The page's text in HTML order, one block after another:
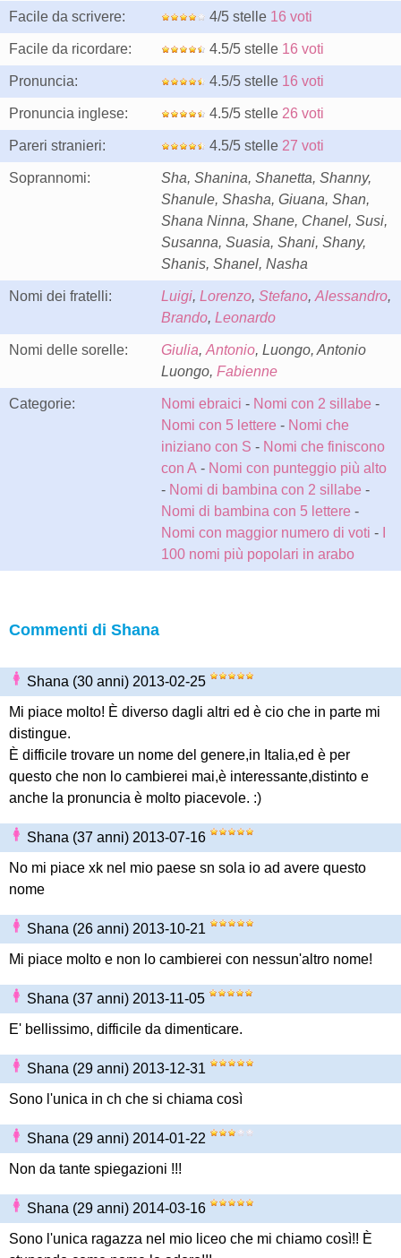
Facile da scrivere: 4/5 stelle 16 voti
Facile da ricordare: 4.5/5 stelle 16 voti
Pronuncia: 4.5/5 stelle 16 voti
Pronuncia inglese: 4.5/5 stelle 26 voti
Pareri stranieri: 4.5/5 stelle 27 voti
Soprannomi:
Sha, Shanina, Shanetta, Shanny,
Shanule, Shasha, Giuana, Shan,
Shana Ninna, Shane, Chanel, Susi,
Susanna, Suasia, Shani, Shany,
Shanis, Shanel, Nasha
Nomi dei fratelli: Luigi, Lorenzo, Stefano, Alessandro,
Brando, Leonardo
Nomi delle sorelle: Giulia, Antonio, Luongo, Antonio
Luongo, Fabienne
Categorie: Nomi ebraici - Nomi con 2 sillabe -
Nomi con 5 lettere - Nomi che
iniziano con S - Nomi che finiscono
con A - Nomi con punteggio più alto
- Nomi di bambina con 2 sillabe -
Nomi di bambina con 5 lettere -
Nomi con maggior numero di voti -
100 nomi più popolari in arabo
Commenti di Shana
Shana (30 anni) 2013-02-25
Mi piace molto! È diverso dagli altri ed è cio che in parte mi
distingue.
È difficile trovare un nome del genere,in Italia,ed è per
questo che non lo cambierei mai,è interessante,distinto e
anche la pronuncia è molto piacevole. :)
Shana (37 anni) 2013-07-16
No mi piace xk nel mio paese sn sola io ad avere questo
nome
Shana (26 anni) 2013-10-21
Mi piace molto e non lo cambierei con nessun'altro nome!
Shana (37 anni) 2013-11-05
E' bellissimo, difficile da dimenticare.
Shana (29 anni) 2013-12-31
Sono l'unica in ch che si chiama così
Shana (29 anni) 2014-01-22
Non da tante spiegazioni !!!
Shana (29 anni) 2014-03-16
Sono l'unica ragazza nel mio liceo che mi chiamo così!! È